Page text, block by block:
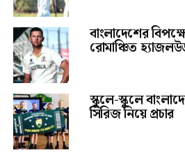
বাংলাদেশের
রোমাঞ্চিত
স্কুলে-স্কুলে
সিরিজ নিয়ে প্রচার